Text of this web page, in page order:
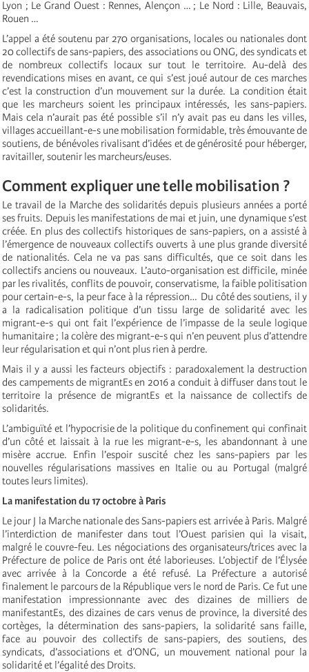
Lyon ; Le Grand Ouest : Rennes, Alençon … ; Le Nord : Lille, Beauvais,
Rouen …
L’appel a été soutenu par 270 organisations, locales ou nationales dont
20 collectifs de sans-papiers, des associations ou ONG, des syndicats et
de nombreux collectifs locaux sur tout le territoire. Au-delà des
revendications mises en avant, ce qui s’est joué autour de ces marches
c’est la construction d’un mouvement sur la durée. La condition était
que les marcheurs soient les principaux intéressés, les sans-papiers.
Mais cela n’aurait pas été possible s’il n’y avait pas eu dans les villes,
villages accueillant-e-s une mobilisation formidable, très émouvante de
soutiens, de bénévoles rivalisant d’idées et de générosité pour héberger,
ravitailler, soutenir les marcheurs/euses.
Comment expliquer une telle mobilisation ?
Le travail de la Marche des solidarités depuis plusieurs années a porté
ses fruits. Depuis les manifestations de mai et juin, une dynamique s’est
créée. En plus des collectifs historiques de sans-papiers, on a assisté à
l’émergence de nouveaux collectifs ouverts à une plus grande diversité
de nationalités. Cela ne va pas sans difficultés, que ce soit dans les
collectifs anciens ou nouveaux. L’auto-organisation est difficile, minée
par les rivalités, conflits de pouvoir, conservatisme, la faible politisation
pour certain-e-s, la peur face à la répression… Du côté des soutiens, il y
a la radicalisation politique d’un tissu large de solidarité avec les
migrant-e-s qui ont fait l’expérience de l’impasse de la seule logique
humanitaire ; la colère des migrant-e-s qui n’en peuvent plus d’attendre
leur régularisation et qui n’ont plus rien à perdre.
Mais il y a aussi les facteurs objectifs : paradoxalement la destruction
des campements de migrantEs en 2016 a conduit à diffuser dans tout le
territoire la présence de migrantEs et la naissance de collectifs de
solidarités.
L’ambiguïté et l’hypocrisie de la politique du confinement qui confinait
d’un côté et laissait à la rue les migrant-e-s, les abandonnant à une
misère accrue. Enfin l’espoir suscité chez les sans-papiers par les
nouvelles régularisations massives en Italie ou au Portugal (malgré
toutes leurs limites).
La manifestation du 17 octobre à Paris
Le jour J la Marche nationale des Sans-papiers est arrivée à Paris. Malgré
l’interdiction de manifester dans tout l’Ouest parisien qui la visait,
malgré le couvre-feu. Les négociations des organisateurs/trices avec la
Préfecture de police de Paris ont été laborieuses. L’objectif de l’Élysée
avec arrivée à la Concorde a été refusé. La Préfecture a autorisé
finalement le parcours de la République vers le nord de Paris. Ce fut une
manifestation impressionnante avec des dizaines de milliers de
manifestantEs, des dizaines de cars venus de province, la diversité des
cortèges, la détermination des sans-papiers, la solidarité sans faille,
face au pouvoir des collectifs de sans-papiers, des soutiens, des
syndicats, d’associations et d’ONG, un mouvement national pour la
solidarité et l’égalité des Droits.